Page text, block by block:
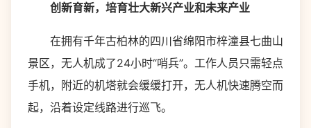
创新育新，培育壮大新兴产业和未来产业
在拥有千年古柏林的四川省绵阳市梓潼县七曲山
景区，无人机成了24小时“哨兵”。工作人员只需轻点
手机，附近的机塔就会缓缓打开，无人机快速腾空而
起，沿着设定线路进行巡飞。